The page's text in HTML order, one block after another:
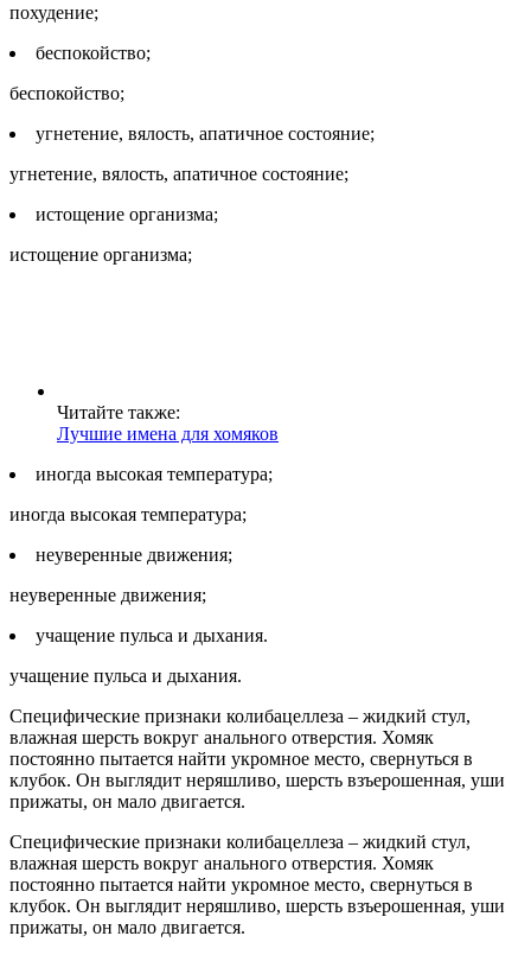
похудение;
беспокойство;
беспокойство;
угнетение, вялость, апатичное состояние;
угнетение, вялость, апатичное состояние;
истощение организма;
истощение организма;
Читайте также:
Лучшие имена для хомяков
иногда высокая температура;
иногда высокая температура;
неуверенные движения;
неуверенные движения;
учащение пульса и дыхания.
учащение пульса и дыхания.
Специфические признаки колибацеллеза – жидкий стул,
влажная шерсть вокруг анального отверстия. Хомяк
постоянно пытается найти укромное место, свернуться в
клубок. Он выглядит неряшливо, шерсть взъерошенная, уши
прижаты, он мало двигается.
Специфические признаки колибацеллеза – жидкий стул,
влажная шерсть вокруг анального отверстия. Хомяк
постоянно пытается найти укромное место, свернуться в
клубок. Он выглядит неряшливо, шерсть взъерошенная, уши
прижаты, он мало двигается.